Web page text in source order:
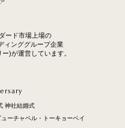
ード市場上場の
ィンググループ企業
)が運営しています。
神社結婚式
ーチャペル・トーキョーベイ